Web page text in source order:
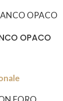
OPACO